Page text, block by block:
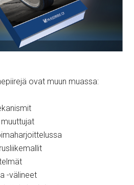
ovat muun muassa:
-välineet